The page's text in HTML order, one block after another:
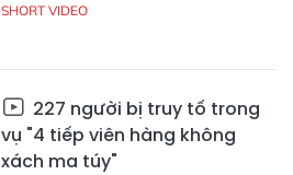
SHORT VIDEO
227 người bị truy tố trong
vụ "4 tiếp viên hàng không
xách ma túy"